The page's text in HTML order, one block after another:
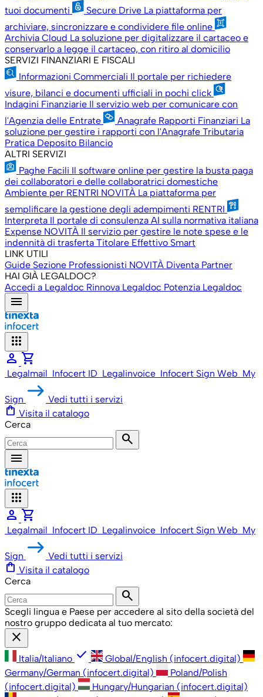
tuoi documenti
Secure Drive La piattaforma per
archiviare, sincronizzare e condividere file online
Archivia Cloud La soluzione per digitalizzare il cartaceo e
conservarlo a legge il cartaceo, con ritiro al domicilio
SERVIZI FINANZIARI E FISCALI
Informazioni Commerciali Il portale per richiedere
visure, bilanci e documenti ufficiali in pochi click
Indagini Finanziarie Il servizio web per comunicare con
l'Agenzia delle Entrate
Anagrafe Rapporti Finanziari La
soluzione per gestire i rapporti con l'Anagrafe Tributaria
Pratica Deposito Bilancio
ALTRI SERVIZI
Paghe Facili Il software online per gestire la busta paga
dei collaboratori e delle collaboratrici domestiche
Ambiente per RENTRI NOVITÀ La piattaforma per
semplificare la gestione degli adempimenti RENTRI
Interpreta Il portale di consulenza AI sulla normativa italiana
Expense NOVITÀ Il servizio per gestire le note spese e le
indennità di trasferta Titolare Effettivo Smart
LINK UTILI
Guide Sezione Professionisti NOVITÀ Diventa Partner
HAI GIÀ LEGALDOC?
Accedi a Legaldoc Rinnova Legaldoc Potenzia Legaldoc
menu
apps
person shopping_cart
Legalmail Infocert ID Legalinvoice Infocert Sign Web My
Sign Vedi tutti i servizi
shopping_bag Visita il catalogo
Cerca
search
menu
apps
person shopping_cart
Legalmail Infocert ID Legalinvoice Infocert Sign Web My
Sign Vedi tutti i servizi
shopping_bag Visita il catalogo
Cerca
search
Scegli lingua e Paese per accedere al sito della società del
nostro gruppo dedicata al tuo mercato:
close
Italia/Italiano check
Global/English (infocert.digital)
Germany/German (infocert.digital)
Poland/Polish
(infocert.digital)
Hungary/Hungarian (infocert.digital)